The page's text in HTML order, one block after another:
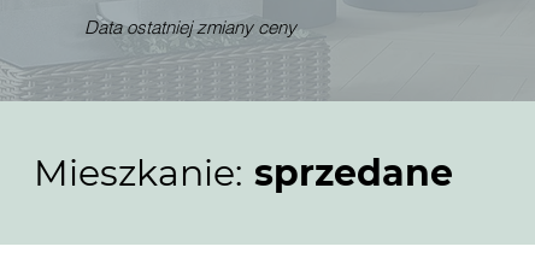
Data ostatniej zmiany ceny
Mieszkanie: sprzedane